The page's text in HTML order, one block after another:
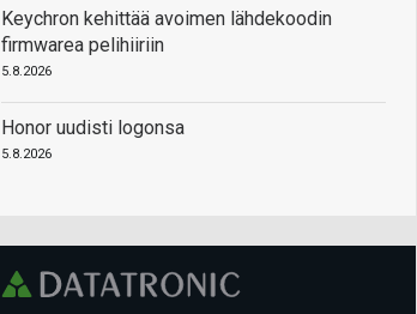
Keychron kehittää avoimen lähdekoodin
firmwarea pelihiiriin
5.8.2026
Honor uudisti logonsa
5.8.2026